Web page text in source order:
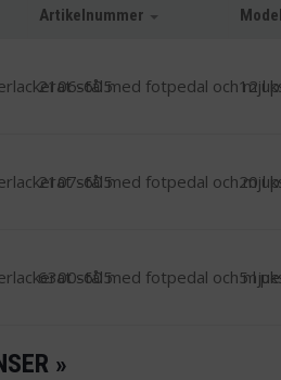
Artikelnummer Modell
2106-605 12 l
2107-605 20 l
6300-605 5 l
»